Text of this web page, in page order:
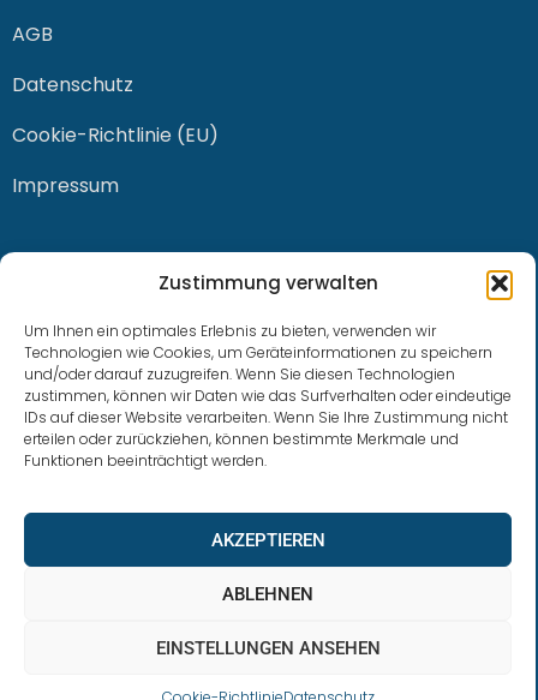
Zustimmung verwalten
Um Ihnen ein optimales Erlebnis zu bieten, verwenden wir
Technologien wie Cookies, um Geräteinformationen zu speichern
und/oder darauf zuzugreifen. Wenn Sie diesen Technologien
zustimmen, können wir Daten wie das Surfverhalten oder eindeutige
IDs auf dieser Website verarbeiten. Wenn Sie Ihre Zustimmung nicht
erteilen oder zurückziehen, können bestimmte Merkmale und
Funktionen beeinträchtigt werden.
AKZEPTIEREN
ABLEHNEN
EINSTELLUNGEN ANSEHEN
AGB
Datenschutz
Cookie-Richtlinie (EU)
Impressum
0228 / 915 614 81
klaus.buhl@libra-invest.de
LIBRAInvest © 2023 | Design by SOFTWARESTUBE